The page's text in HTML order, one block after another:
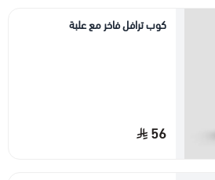
كوب ترافل فاخر مع علبة
56